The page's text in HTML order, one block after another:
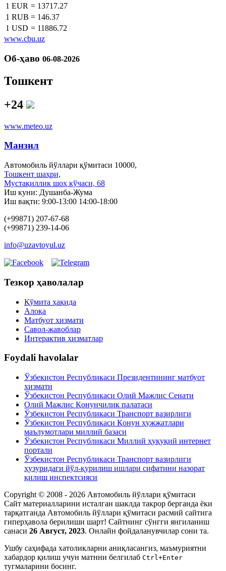
1 EUR = 13717.27
1 RUB = 146.37
1 USD = 11886.72
www.cbu.uz
Об-ҳаво 06-08-2026
Тошкент
+24
www.meteo.uz
Манзил
Автомобиль йўллари қўмитаси 10000,
Тошкент шаҳри,
Мустақиллик шоҳ кўчаси, 68
Иш куни: Душанба-Жума
Иш вақти: 9:00-13:00 14:00-18:00
(+99871) 207-67-68
(+99871) 239-14-06
info@uzavtoyul.uz
Тезкор ҳаволалар
Қўмита ҳақида
Алоқа
Матбуот xизмати
Савол-жавоблар
Интерактив хизматлар
Foydali havolalar
Ўзбекистон Республикаси Президентининг матбуот
хизмати
Ўзбекистон Республикаси Олий Мажлис Сенати
Олий Мажлис Қонунчилик палатаси
Ўзбекистон Республикаси Транспорт вазирлиги
Ўзбекистон Республикаси Қонун ҳужжатлари
маълумотлари миллий базаси
Ўзбекистон Республикаси Миллий ҳуқуқий интернет
портали
Ўзбекистон Республикаси Транспорт вазирлиги
ҳузуридаги йўл-қурилиш ишлари сифатини назорат
қилиш инспектсияси
Copyright © 2008 - 2026 Автомобиль йўллари қўмитаси
Сайт материалларини исталган шаклда такрор берганда ёки
тарқатганда Автомобиль йўллари қўмитаси расмий сайтига
гиперҳавола берилиши шарт! Сайтнинг сўнгги янгиланиш
санаси 26 Август, 2023. Онлайн фойдаланувчилар сони та.
Ушбу саҳифада xатоликларни аниқласангиз, маъмуриятни
xабардор қилиш учун матнни белгилаб Ctrl+Enter
тугмаларини босинг.